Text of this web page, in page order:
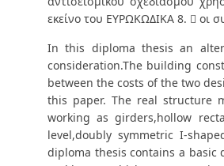
εκείνο του ΕΥΡΩΚΩΔΙΚΑ 8.  οι
In this diploma thesis an
consideration.The building
between the costs of the two
this paper. The real structure
working as girders,hollow
level,doubly symmetric I-
diploma thesis contains a